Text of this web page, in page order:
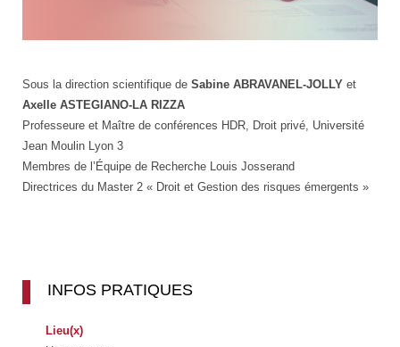
Sous la direction scientifique de Sabine ABRAVANEL-JOLLY et
Axelle ASTEGIANO-LA RIZZA
Professeure et Maître de conférences HDR, Droit privé, Université
Jean Moulin Lyon 3
Membres de l’Équipe de Recherche Louis Josserand
Directrices du Master 2 « Droit et Gestion des risques émergents »
INFOS PRATIQUES
Lieu(x)